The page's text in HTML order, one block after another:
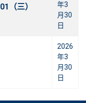
（三）
年3
月30
日
2026
年3
月30
日